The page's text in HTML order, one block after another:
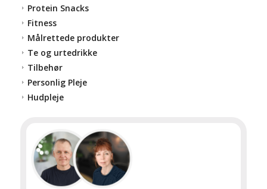
Protein Snacks
Fitness
Målrettede produkter
Te og urtedrikke
Tilbehør
Personlig Pleje
Hudpleje